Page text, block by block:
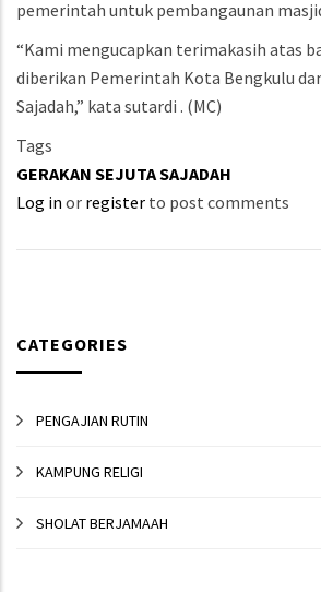
pemerintah untuk pembangaunan
“Kami mengucapkan terimakasih atas
diberikan Pemerintah Kota Bengkulu
Sajadah,” kata sutardi . (MC)
Tags
GERAKAN SEJUTA SAJADAH
Log in or register to post comments
CATEGORIES
PENGAJIAN RUTIN
KAMPUNG RELIGI
SHOLAT BERJAMAAH